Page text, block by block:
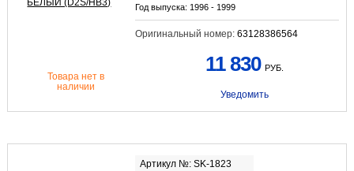
Год выпуска: 1996 - 1999
Оригинальный номер: 63128386564
Товара нет в
наличии
11 830 РУБ.
Уведомить
Артикул №: SK-1823